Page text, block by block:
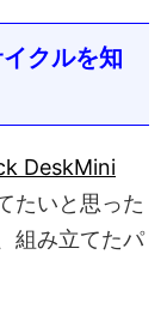
クルを知
DeskMini
たいと思った
組み立てたパ